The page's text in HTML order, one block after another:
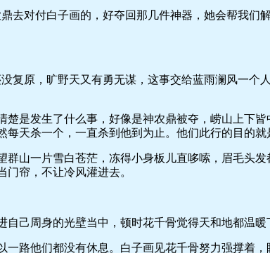
对付白子画的，好夺回那几件神器，她会帮我们
原，旷野天又有勇无谋，这事交给蓝雨澜风一个
是发生了什么事，好像是神农鼎被夺，崂山上下皆
天杀一个，一直杀到他到为止。他们此行的目的就
山一片雪白苍茫，冻得小身板儿直哆嗦，眉毛头发
帘，不让冷风灌进去。
周身的光壁当中，顿时花千骨觉得天和地都温暖
路他们都没有休息。白子画见花千骨努力强撑着，